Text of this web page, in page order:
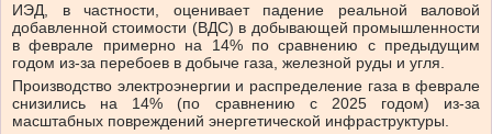
ИЭД, в частности, оценивает падение реальной валовой
добавленной стоимости (ВДС) в добывающей промышленности
в феврале примерно на 14% по сравнению с предыдущим
годом из-за перебоев в добыче газа, железной руды и угля.
Производство электроэнергии и распределение газа в феврале
снизились на 14% (по сравнению с 2025 годом) из-за
масштабных повреждений энергетической инфраструктуры.